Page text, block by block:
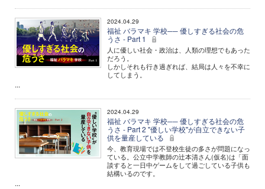
2024.04.29
福祉 バラマキ 学校── 優しすぎる社会の危
うさ - Part 1
人に優しい社会・政治は、人類の理想でもあった
だろう。
しかしそれも行き過ぎれば、結局は人々を不幸に
してしまう。
...
2024.04.29
福祉 バラマキ 学校── 優しすぎる社会の危
うさ - Part 2 "優しい学校"が自立できない子
供を量産している
今、教育現場では不登校生徒の多さが問題になっ
ている。公立中学教師の辻本清さん(仮名)は「面
談すると一日中ゲームをして過ごしている子供も
結構いるのです。
...